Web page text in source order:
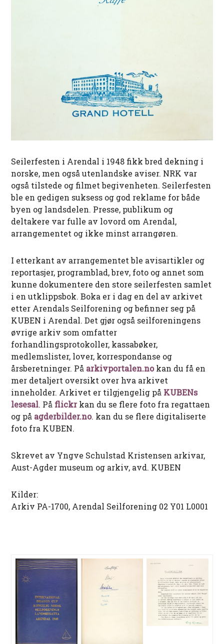
Seilerfesten i Arendal i 1948 fikk bred dekning i
norske, men også utenlandske aviser. NRK var
også tilstede og filmet begivenheten. Seilerfesten
ble en gedigen suksess og god reklame for både
byen og landsdelen. Presse, publikum og
deltakere var fulle av lovord om Arendal,
arrangementet og ikke minst arrangøren.
I etterkant av arrangementet ble avisartikler og
reportasjer, programblad, brev, foto og annet som
kunne dokumentere den store seilerfesten samlet
i en utklippsbok. Boka er i dag en del av arkivet
etter Arendals Seilforening og befinner seg på
KUBEN i Arendal. Det gjør også seilforeningens
øvrige arkiv som omfatter
forhandlingsprotokoller, kassabøker,
medlemslister, lover, korrespondanse og
årsberetninger. På arkivportalen.nokan du få en
mer detaljert oversikt over hva arkivet
inneholder. Arkivet er tilgjengelig på KUBENs
lesesal. På flickrkan du se flere foto fra regattaen
og på agderbilder.no. kan du se flere digitaliserte
foto fra KUBEN.
Skrevet av Yngve Schulstad Kristensen arkivar,
Aust-Agder museum og arkiv, avd. KUBEN
Kilder:
Arkiv PA-1700, Arendal Seilforening 02 Y01 L0001